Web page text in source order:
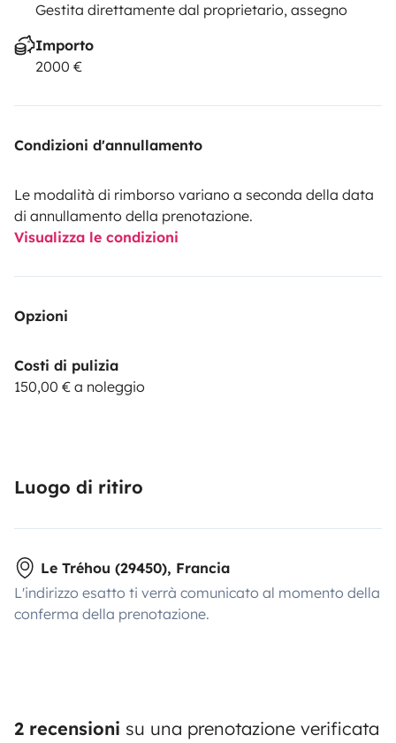
Gestita direttamente dal proprietario, assegno
Importo
2000 €
Condizioni d'annullamento
Le modalità di rimborso variano a seconda della data
di annullamento della prenotazione.
Visualizza le condizioni
Opzioni
Costi di pulizia
150,00 € a noleggio
Luogo di ritiro
Le Tréhou (29450), Francia
L'indirizzo esatto ti verrà comunicato al momento della
conferma della prenotazione.
2 recensioni su una prenotazione verificata